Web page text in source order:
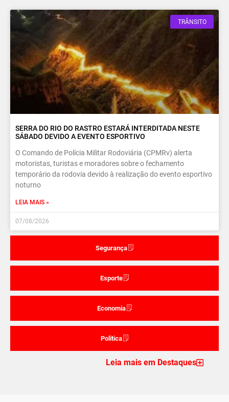
Segurança
Esporte
Economia
Politica
TRÂNSITO
SERRA DO RIO DO RASTRO ESTARÁ INTERDITADA NESTE
SÁBADO DEVIDO A EVENTO ESPORTIVO
O Comando de Polícia Militar Rodoviária (CPMRv) alerta
motoristas, turistas e moradores sobre o fechamento
temporário da rodovia devido à realização do evento esportivo
noturno
LEIA MAIS »
07/08/2026
Leia mais em Destaques